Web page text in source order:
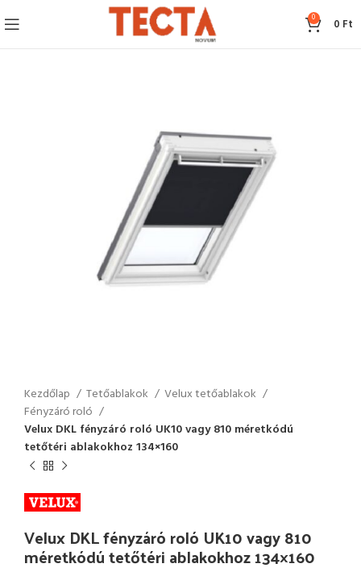
0 0 Ft
Kezdőlap Tetőablakok
Velux tetőablakok
Fényzáró roló
Velux DKL fényzáró roló UK10 vagy 810 méretkódú
tetőtéri ablakokhoz 134×160
Velux DKL fényzáró roló UK10 vagy 810
méretkódú tetőtéri ablakokhoz 134×160